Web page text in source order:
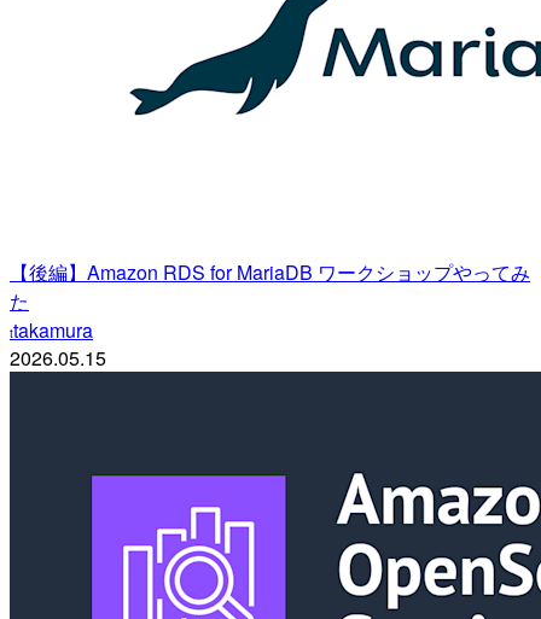
【後編】Amazon RDS for MariaDB ワークショップやってみ
た
ttakamura
2026.05.15